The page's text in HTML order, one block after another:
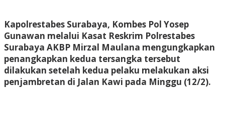
Kapolrestabes Surabaya, Kombes Pol Yosep
Gunawan melalui Kasat Reskrim Polrestabes
Surabaya AKBP Mirzal Maulana mengungkapkan
penangkapkan kedua tersangka tersebut
dilakukan setelah kedua pelaku melakukan aksi
penjambretan di Jalan Kawi pada Minggu (12/2).